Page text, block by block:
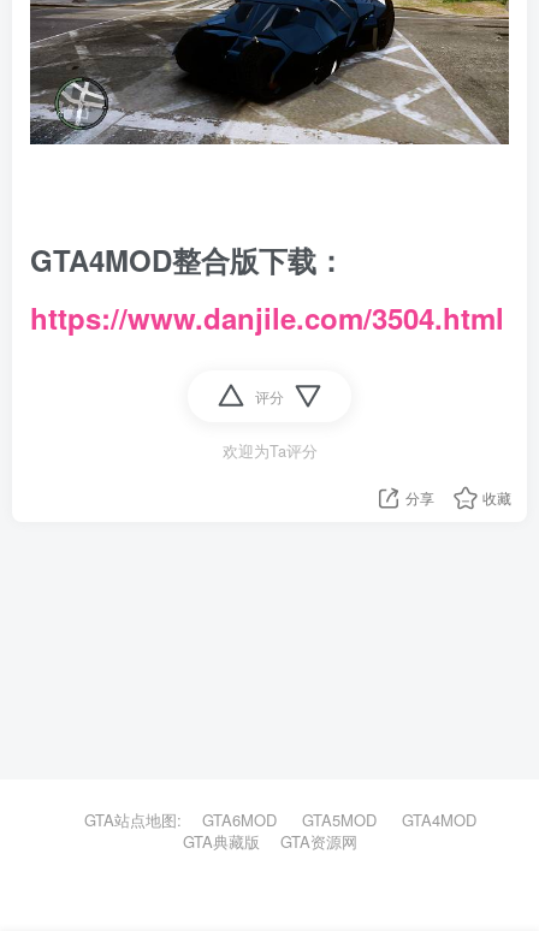
GTA4MOD整合版下载：
https://www.danjile.com/3504.html
评分
欢迎为Ta评分
分享 收藏
GTA站点地图: GTA6MOD GTA5MOD
GTA4MOD
GTA典藏版
GTA资源网